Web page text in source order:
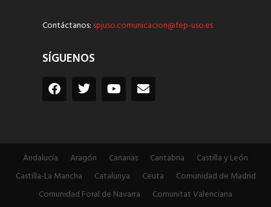
Contáctanos: spjuso.comunicacion@fep-uso.es
SÍGUENOS
Andalucía Aragón Canarias Cantabria
Castilla y León
Castilla-La Mancha
Catalunya Ceuta
Comunidad de Madrid
Comunidad Foral de Navarra
Comunitat Valenciana